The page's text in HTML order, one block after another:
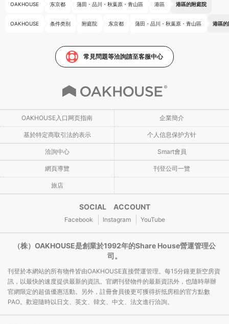
OAKHOUSE 东京都 蒲田・品川・秋葉原・青山區 港區 港區的附庭院
OAKHOUSE 条件类别 附庭院 东京都 蒲田・品川・秋葉原・青山區 港區
常見問題等洽詢請至客服中心
OAKHOUSE入口网页指南 企業簡介
基於特定商取引法的表示 个人信息保护方针
洽詢中心 Smart會員
網頁導覽 刊登公司一覽
旅店
SOCIAL ACCOUNT
Facebook Instagram YouTube
（株）OAKHOUSE是創業於1992年的Share House營運管理公
司。
刊登於本網站的所有物件皆由OAKHOUSE直接營運管理。每15分鐘更新空房資
訊，以最快的速度提供最新的資訊。官網刊登物件的最新資訊外，也隨時舉辦
官網限定的超值優惠活動。另外，註冊會員後更可獲得折抵房租的官方點數
PAO。歡迎隨時以日文、英文、韓文、中文、法文進行洽詢。